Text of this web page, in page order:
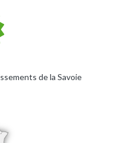
de la Savoie